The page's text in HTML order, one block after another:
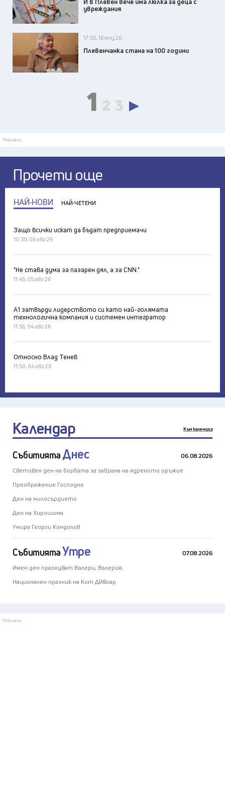
увреждания
17:50, 16 яну 20
Плевенчанка стана на 100 години
1 2 3
Реклама
Прочети още
НАЙ-НОВИ НАЙ-ЧЕТЕНИ
Защо всички искат да бъдат предприемачи
10:30, 06 авг 26
"Не става дума за пазарен дял, а за CNN."
11:45, 05 авг 26
А1 затвърди лидерството си като най-голямата
технологична компания и системен интегратор
11:56, 04 авг 26
Относно Влад Тенев
11:50, 04 авг 26
Календар Към календар
Събитията Днес
06.08.2026
Световен ден на борбата за забрана на ядреното оръжие
Преображение Господне
Ден на милосърдието
Ден на Хирошима
Умира Георги Кондолов
СъбитиятаУтре
07.08.2026
Имен ден празнуват Валери, Валерия;
Национален празник на Кот Д`Ивоар
Реклама